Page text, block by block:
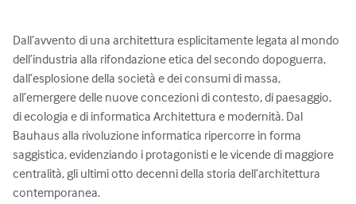
Dall’avvento di una architettura esplicitamente legata al mondo
dell’industria alla rifondazione etica del secondo dopoguerra,
dall’esplosione della società e dei consumi di massa,
all’emergere delle nuove concezioni di contesto, di paesaggio,
di ecologia e di informatica Architettura e modernità. Dal
Bauhaus alla rivoluzione informatica ripercorre in forma
saggistica, evidenziando i protagonisti e le vicende di maggiore
centralità, gli ultimi otto decenni della storia dell’architettura
contemporanea.